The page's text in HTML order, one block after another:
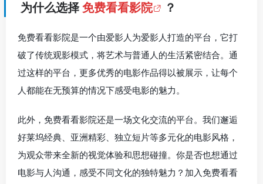
为什么选择 免费看看影院 ？
免费看看影院是一个由爱影人为爱影人打造的平台，它打
破了传统观影模式，将艺术与普通人的生活紧密结合。通
过这样的平台，更多优秀的电影作品得以被展示，让每个
人都能在无预算的情况下感受电影的魅力。
此外，免费看看影院还是一场文化交流的平台。我们邂逅
好莱坞经典、亚洲精彩、独立短片等多元化的电影风格，
为观众带来全新的视觉体验和思想碰撞。你是否也想通过
电影与人沟通，感受不同文化的独特魅力？加入免费看看